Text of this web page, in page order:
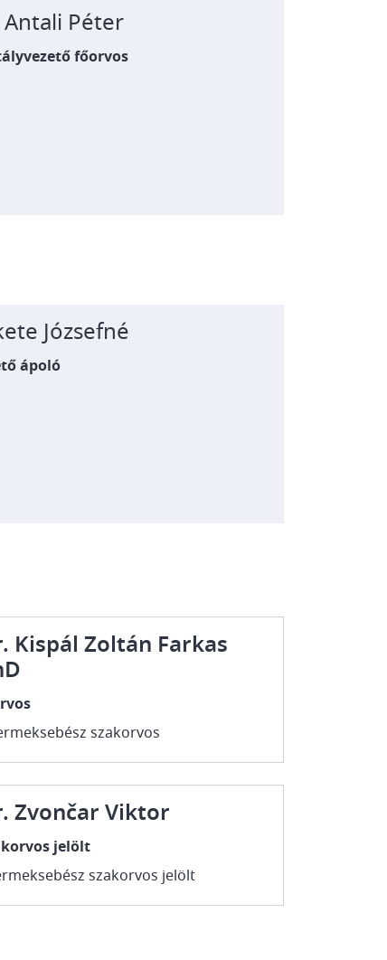
Antali Péter
főorvos
Józsefné
ápoló
Kispál Zoltán Farkas
szakorvos
Zvončar Viktor
jelölt
szakorvos jelölt